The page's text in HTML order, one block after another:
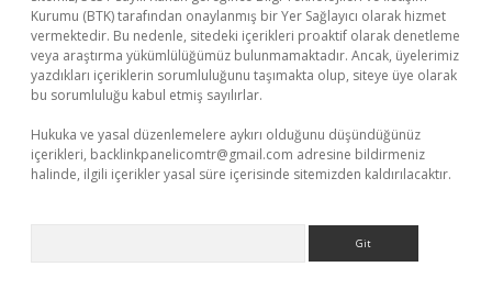
Kurumu (BTK) tarafından onaylanmış bir Yer Sağlayıcı olarak hizmet
vermektedir. Bu nedenle, sitedeki içerikleri proaktif olarak denetleme
veya araştırma yükümlülüğümüz bulunmamaktadır. Ancak, üyelerimiz
yazdıkları içeriklerin sorumluluğunu taşımakta olup, siteye üye olarak
bu sorumluluğu kabul etmiş sayılırlar.
Hukuka ve yasal düzenlemelere aykırı olduğunu düşündüğünüz
içerikleri, backlinkpanelicomtr@gmail.com adresine bildirmeniz
halinde, ilgili içerikler yasal süre içerisinde sitemizden kaldırılacaktır.